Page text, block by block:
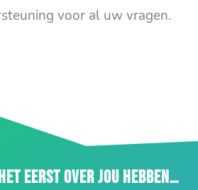
voor al uw vragen.
EERST OVER JOU HEBBEN…